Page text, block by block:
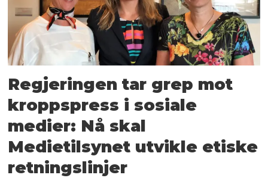
Regjeringen tar grep mot
kroppspress i sosiale
medier: Nå skal
Medietilsynet utvikle etiske
retningslinjer